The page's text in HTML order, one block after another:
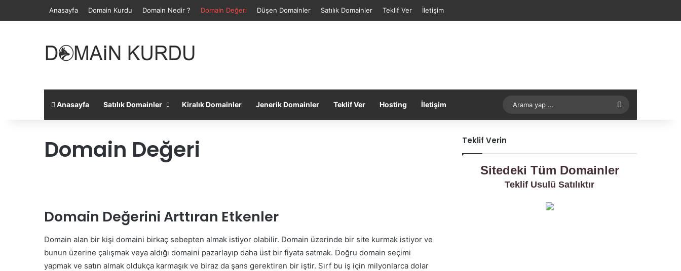
Anasayfa Domain Kurdu Domain Nedir ? Domain Değeri Düşen Domainler Satılık Domainler Teklif Ver İletişim
Anasayfa Satılık Domainler Kiralık Domainler Jenerik Domainler Teklif Ver Hosting İletişim
yap
Domain Değeri
Domain Değerini Arttıran Etkenler
Domain alan bir kişi domaini birkaç sebepten almak istiyor olabilir. Domain üzerinde bir site kurmak istiyor ve
bunun üzerine çalışmak veya aldığı domaini pazarlayıp daha üst bir fiyata satmak. Doğru domain seçimi
yapmak ve satın almak oldukça karmaşık ve biraz da şans gerektiren bir iştir. Sırf bu iş için milyonlarca dolar
Teklif Verin
Sitedeki Tüm Domainler
Teklif Usulü Satılıktır